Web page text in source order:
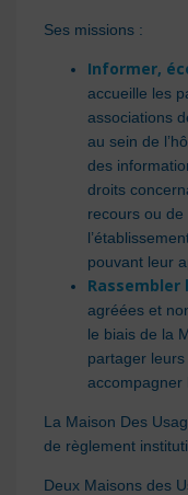
Ses missions :
Informer,
accueille les
associations
au sein de
des
droits
recours ou
pouvant leur
Rassembler
agréées et
le biais de la
partager
accompagner
La Maison Des
de règlement
Deux Maisons des